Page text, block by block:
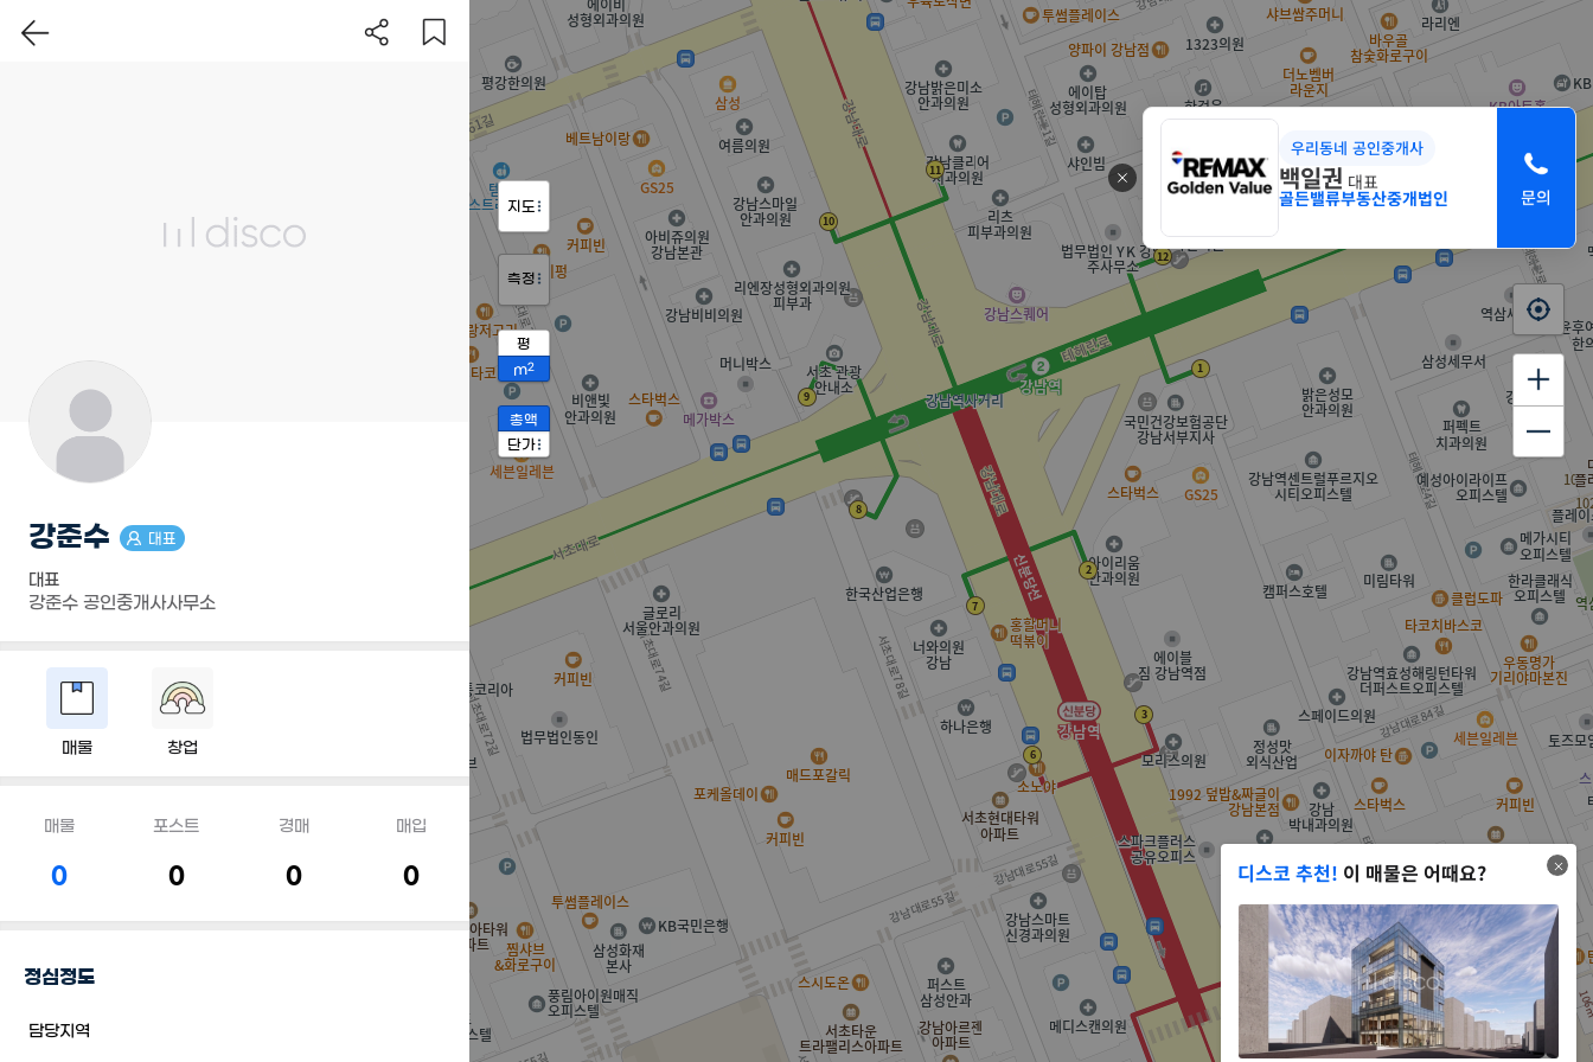
디스코 추천! 이 매물은 어때요?
우리동네 공인중개사
백일권 대표
골든밸류부동산중개법인
지도
측정
평
m2
총액
단가
강준수 대표
대표
강준수 공인중개사사무소
매물 창업
매물
0
포스트
0
경매
0
매입
0
정심정도
담당지역